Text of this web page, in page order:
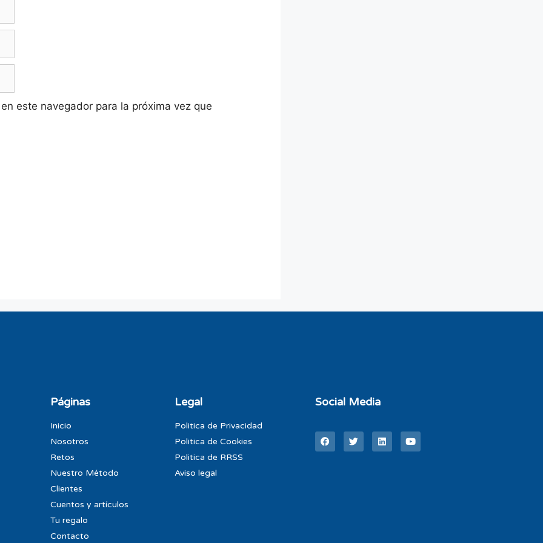
este navegador para la próxima vez que
Páginas
Inicio
Nosotros
Retos
Nuestro Método
Clientes
Cuentos y artículos
Tu regalo
Contacto
Legal
Politica de Privacidad
Politica de Cookies
Politica de RRSS
Aviso legal
Social Media